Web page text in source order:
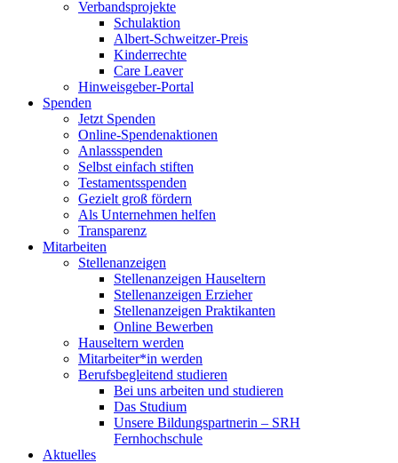
Verbandsprojekte
Schulaktion
Albert-Schweitzer-Preis
Kinderrechte
Care Leaver
Hinweisgeber-Portal
Spenden
Jetzt Spenden
Online-Spendenaktionen
Anlassspenden
Selbst einfach stiften
Testamentsspenden
Gezielt groß fördern
Als Unternehmen helfen
Transparenz
Mitarbeiten
Stellenanzeigen
Stellenanzeigen Hauseltern
Stellenanzeigen Erzieher
Stellenanzeigen Praktikanten
Online Bewerben
Hauseltern werden
Mitarbeiter*in werden
Berufsbegleitend studieren
Bei uns arbeiten und studieren
Das Studium
Unsere Bildungspartnerin – SRH
Fernhochschule
Aktuelles